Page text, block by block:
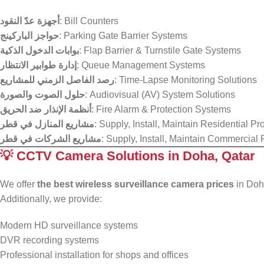
أجهزة عدّ النقود : Bill Counters
حواجز الباركينج: Parking Gate Barrier Systems
بوابات الدخول الذكية: Flap Barrier & Turnstile Gate Systems
إدارة طوابير الانتظار : Queue Management Systems
رصد الفاصل الزمني للمشاريع: Time-Lapse Monitoring Solutions
حلول الصوت والصورة: Audiovisual (AV) System Solutions
أنظمة الإنذار ضد الحريق : Fire Alarm & Protection Systems
مشاريع المنازل في قطر: Supply, Install, Maintain Residential
مشاريع الشركات في قطر: Supply, Install, Maintain Commercial
💡 CCTV Camera Solutions in Doha, Qatar
We offer the best wireless surveillance camera prices in
Additionally, we provide:
Modern HD surveillance systems
DVR recording systems
Professional installation for shops and offices